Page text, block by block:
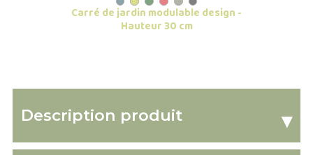
Carré de jardin modulable design -
Hauteur 30 cm
Description produit ▾